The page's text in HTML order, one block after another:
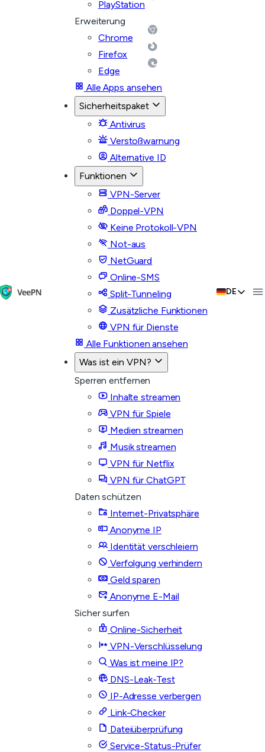
PlayStation
Erweiterung
Chrome
Firefox
Edge
Alle Apps ansehen
Sicherheitspaket
Antivirus
Verstoßwarnung
Alternative ID
Funktionen
VPN-Server
Doppel-VPN
Keine Protokoll-VPN
Not-aus
NetGuard
Online-SMS
Split-Tunneling
Zusätzliche Funktionen
VPN für Dienste
Alle Funktionen ansehen
Was ist ein VPN?
Sperren entfernen
Inhalte streamen
VPN für Spiele
Medien streamen
Musik streamen
VPN für Netflix
VPN für ChatGPT
Daten schützen
Internet-Privatsphäre
Anonyme IP
Identität verschleiern
Verfolgung verhindern
Geld sparen
Anonyme E-Mail
Sicher surfen
Online-Sicherheit
VPN-Verschlüsselung
Was ist meine IP?
DNS-Leak-Test
IP-Adresse verbergen
Link-Checker
Dateiüberprüfung
Service-Status-Prüfer
DE